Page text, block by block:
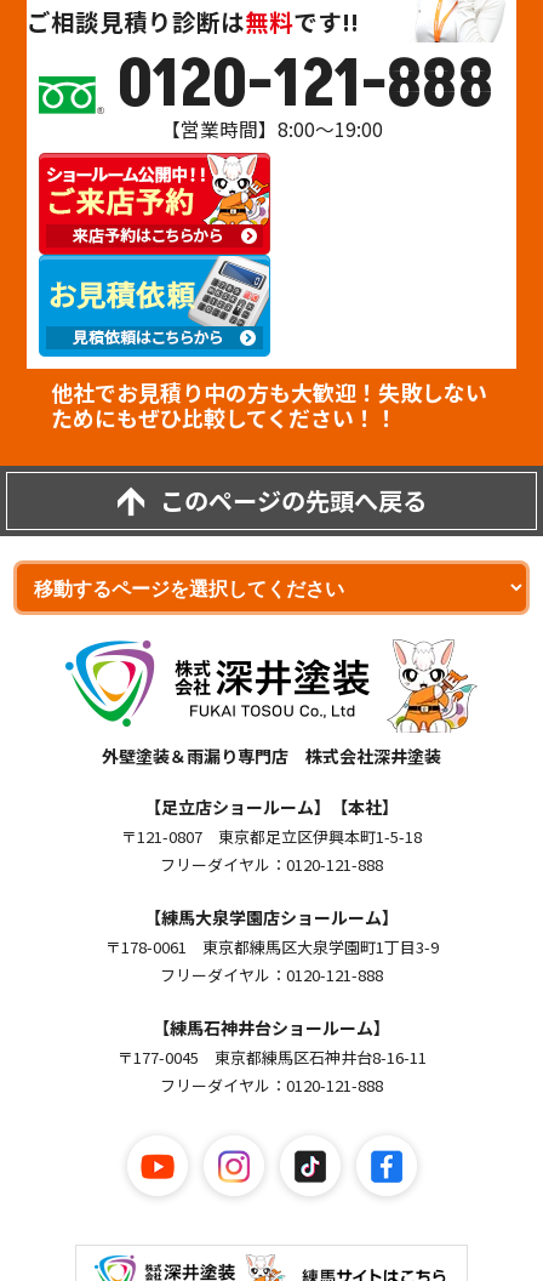
ご相談見積り診断は無料です!!
0120-121-888
【営業時間】8:00～19:00
他社でお見積り中の方も大歓迎！失敗しない
ためにもぜひ比較してください！！
このページの先頭へ戻る
外壁塗装＆雨漏り専門店 株式会社深井塗装
【足立店ショールーム】【本社】
〒121-0807 東京都足立区伊興本町1-5-18
フリーダイヤル：0120-121-888
【練馬大泉学園店ショールーム】
〒178-0061 東京都練馬区大泉学園町1丁目3-9
フリーダイヤル：0120-121-888
【練馬石神井台ショールーム】
〒177-0045 東京都練馬区石神井台8-16-11
フリーダイヤル：0120-121-888